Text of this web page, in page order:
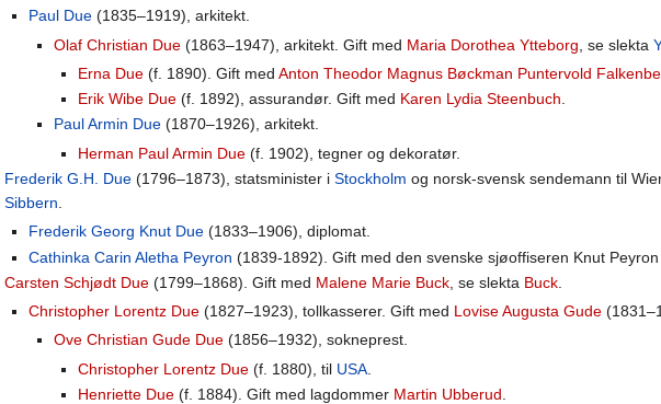
Paul Due (1835–1919), arkitekt.
Olaf Christian Due(1863–1947), arkitekt. Gift med Maria Dorothea Ytteborg , se slekta
Erna Due (f. 1890). Gift medAnton Theodor Magnus Bøckman Puntervold
Erik Wibe Due (f. 1892), assurandør. Gift med Karen Lydia Steenbuch
Paul Armin Due(1870–1926), arkitekt.
Herman Paul Armin Due (f. 1902), tegner og dekoratør.
Frederik G.H. Due(1796–1873), statsminister i Stockholm og norsk-svensk sendemann til
Sibbern
Frederik Georg Knut Due (1833–1906), diplomat.
Cathinka Carin Aletha Peyron (1839-1892). Gift med den svenske sjøoffiseren Knut
Carsten Schjødt Due(1799–1868). Gift med Malene Marie Buck, se slekta Buck.
Christopher Lorentz Due (1827–1923), tollkasserer. Gift med Lovise Augusta Gude
Ove Christian Gude Due(1856–1932), sokneprest.
Christopher Lorentz Due (f. 1880), til USA
Henriette Due (f. 1884). Gift med lagdommer Martin Ubberud